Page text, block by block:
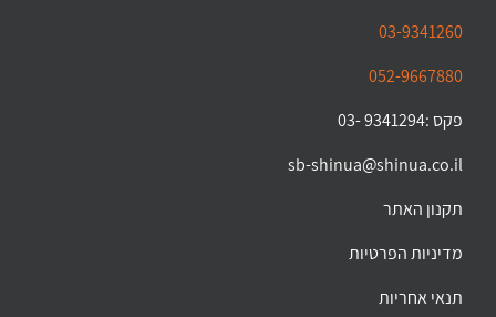
03-9341260
052-9667880
פקס :9341294 -03
sb-shinua@shinua.co.il
תקנון האתר
מדיניות הפרטיות
תנאי אחריות